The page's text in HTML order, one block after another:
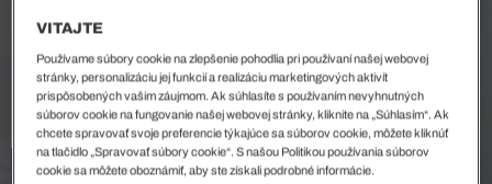
ZAČAŤ NAKUPOVAŤ
VITAJTE
Používame súbory cookie na zlepšenie pohodlia pri používaní našej webovej
stránky, personalizáciu jej funkcií a realizáciu marketingových aktivít
prispôsobených vašim záujmom. Ak súhlasíte s používaním nevyhnutných
súborov cookie na fungovanie našej webovej stránky, kliknite na „Súhlasím“. Ak
chcete spravovať svoje preferencie týkajúce sa súborov cookie, môžete kliknúť
na tlačidlo „Spravovať súbory cookie“. S našou Politikou používania súborov
cookie sa môžete oboznámiť, aby ste získali podrobné informácie.